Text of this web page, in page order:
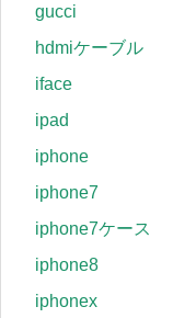
gucci
hdmiケーブル
iface
ipad
iphone
iphone7
iphone7ケース
iphone8
iphonex